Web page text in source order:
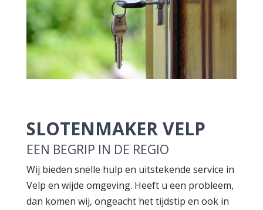
SLOTENMAKER VELP
EEN BEGRIP IN DE REGIO
Wij bieden snelle hulp en uitstekende service in
Velp en wijde omgeving. Heeft u een probleem,
dan komen wij, ongeacht het tijdstip en ook in